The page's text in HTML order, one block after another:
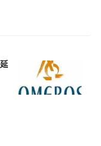
迟3个月!